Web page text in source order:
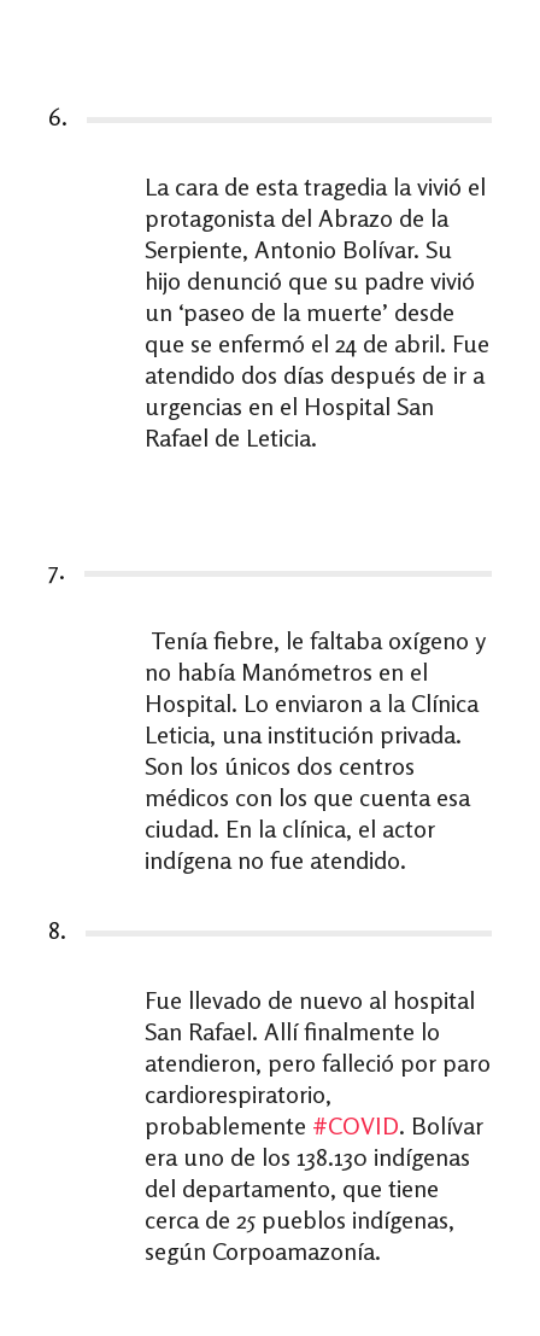
6.
La cara de esta tragedia la vivió el
protagonista del Abrazo de la
Serpiente, Antonio Bolívar. Su
hijo denunció que su padre vivió
un ‘paseo de la muerte’ desde
que se enfermó el 24 de abril. Fue
atendido dos días después de ir a
urgencias en el Hospital San
Rafael de Leticia.
7.
Tenía fiebre, le faltaba oxígeno y
no había Manómetros en el
Hospital. Lo enviaron a la Clínica
Leticia, una institución privada.
Son los únicos dos centros
médicos con los que cuenta esa
ciudad. En la clínica, el actor
indígena no fue atendido.
8.
Fue llevado de nuevo al hospital
San Rafael. Allí finalmente lo
atendieron, pero falleció por paro
cardiorespiratorio,
probablemente #COVID. Bolívar
era uno de los 138.130 indígenas
del departamento, que tiene
cerca de 25 pueblos indígenas,
según Corpoamazonía.